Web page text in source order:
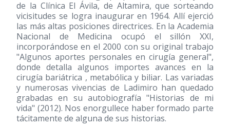
de la Clínica El Ávila, de Altamira, que sorteando
vicisitudes se logra inaugurar en 1964. Allí ejerció
las más altas posiciones directrices. En la Academia
Nacional de Medicina ocupó el sillón XXI,
incorporándose en el 2000 con su original trabajo
"Algunos aportes personales en cirugía general",
donde detalla algunos importes avances en la
cirugía bariátrica , metabólica y biliar. Las variadas
y numerosas vivencias de Ladimiro han quedado
grabadas en su autobiografía "Historias de mi
vida" (2012). Nos enorgullece haber formado parte
tácitamente de alguna de sus historias.